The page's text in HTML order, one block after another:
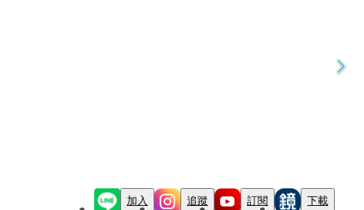
加入 追蹤 訂閱 下載